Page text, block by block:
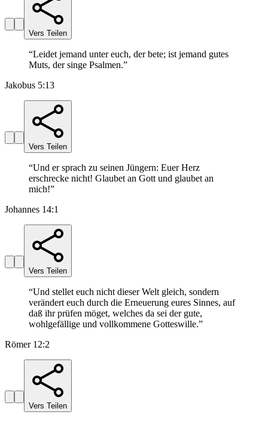
Vers Teilen
“Leidet jemand unter euch, der bete; ist jemand gutes
Muts, der singe Psalmen.”
Jakobus 5:13
Vers Teilen
“Und er sprach zu seinen Jüngern: Euer Herz
erschrecke nicht! Glaubet an Gott und glaubet an
mich!”
Johannes 14:1
Vers Teilen
“Und stellet euch nicht dieser Welt gleich, sondern
verändert euch durch die Erneuerung eures Sinnes, auf
daß ihr prüfen möget, welches da sei der gute,
wohlgefällige und vollkommene Gotteswille.”
Römer 12:2
Vers Teilen